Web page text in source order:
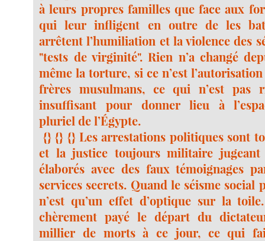
à leurs propres familles que face aux
qui leur infligent en outre de les
arrêtent l’humiliation et la violence des
"tests de virginité". Rien n’a changé
même la torture, si ce n’est
frères musulmans, ce qui n’est pas
insuffisant pour donner lieu à
pluriel de l’Égypte.
{} {} {} Les arrestations politiques sont
et la justice toujours militaire jugeant
élaborés avec des faux témoignages
services secrets. Quand le séisme social
n’est qu’un effet d’optique sur la
chèrement payé le départ du
millier de morts à ce jour, ce qui